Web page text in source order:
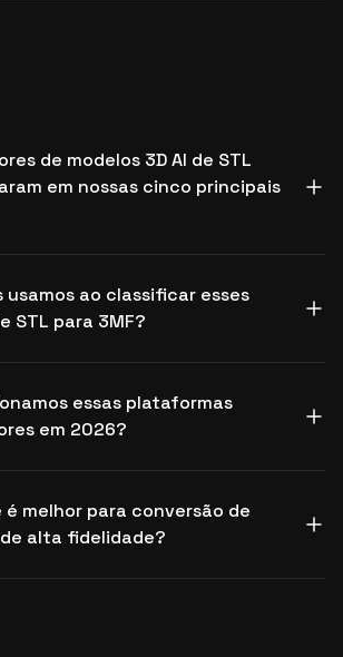
de modelos 3D AI de STL
em nossas cinco principais
usamos ao classificar esses
STL para 3MF?
essas plataformas
em 2026?
melhor para conversão de
de alta fidelidade?